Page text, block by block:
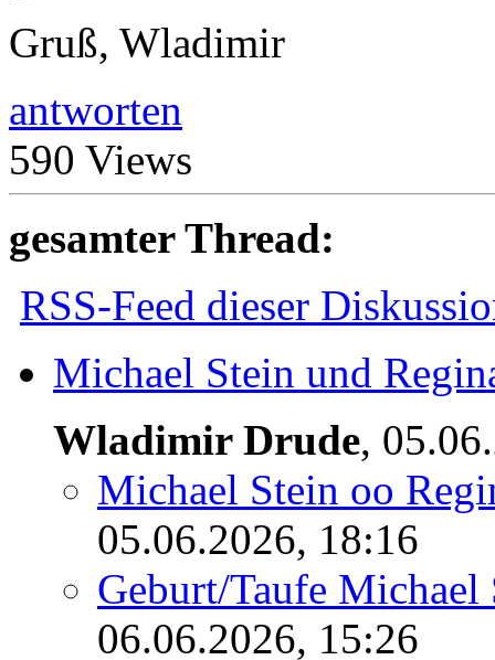
Gruß, Wladimir
antworten
590 Views
gesamter Thread:
RSS-Feed dieser
Michael Stein und
Wladimir Drude,
Michael Stein oo
05.06.2026, 18:16
Geburt/Taufe
06.06.2026, 15:26